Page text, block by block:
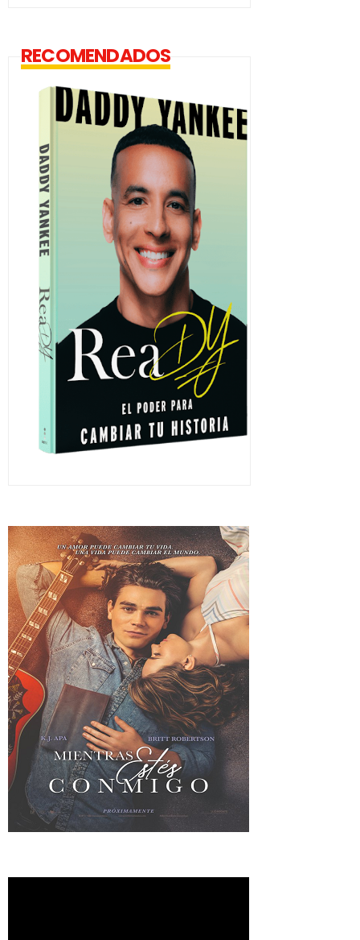
RECOMENDADOS